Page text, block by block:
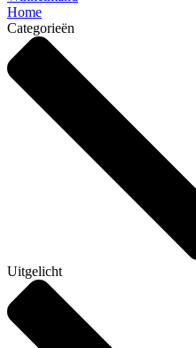
Home
Categorieën
Uitgelicht